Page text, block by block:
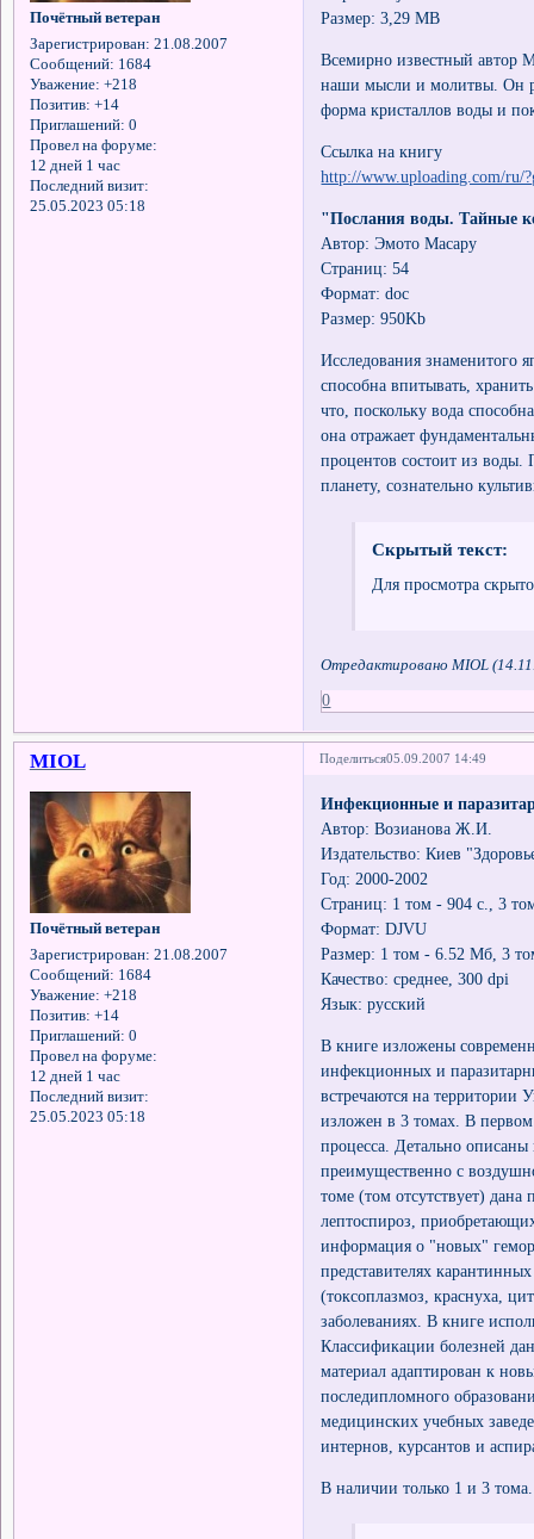
Почётный ветеран
Зарегистрирован: 21.08.2007
Сообщений: 1684
Уважение: +218
Позитив: +14
Приглашений: 0
Провел на форуме:
12 дней 1 час
Последний визит:
25.05.2023 05:18
Размер: 3,29 MB
Всемирно известный автор
наши мысли и молитвы. Он
форма кристаллов воды и
Ссылка на книгу
http://www.uploading.com/ru/
"Послания воды. Тайные
Автор: Эмото Масару
Страниц: 54
Формат: doc
Размер: 950Kb
Исследования знаменитого
способна впитывать,
что, поскольку вода
она отражает
процентов состоит из
планету, сознательно
Скрытый текст:
Для просмотра
Отредактировано MIOL
0
Поделиться05.09.2007 14:49
MIOL
Почётный ветеран
Зарегистрирован: 21.08.2007
Сообщений: 1684
Уважение: +218
Позитив: +14
Приглашений: 0
Провел на форуме:
12 дней 1 час
Последний визит:
25.05.2023 05:18
Инфекционные и
Автор: Возианова Ж.И.
Издательство: Киев
Год: 2000-2002
Страниц: 1 том - 904 с., 3
Формат: DJVU
Размер: 1 том - 6.52 Мб, 3
Качество: среднее, 300 dpi
Язык: русский
В книге изложены
инфекционных и
встречаются на территории
изложен в 3 томах. В
процесса. Детально
преимущественно с
томе (том отсутствует)
лептоспироз,
информация о "новых"
представителях
(токсоплазмоз, краснуха,
заболеваниях. В книге
Классификации болезней
материал адаптирован к
последипломного
медицинских учебных
интернов, курсантов и
В наличии только 1 и 3